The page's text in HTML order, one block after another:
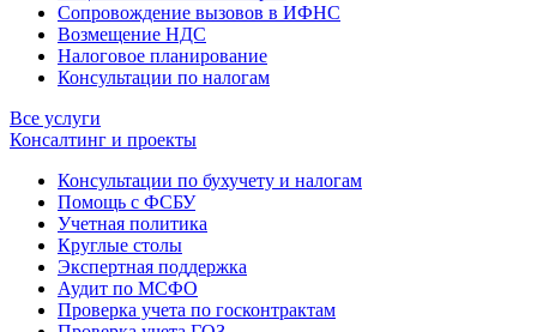
Сопровождение вызовов в ИФНС
Возмещение НДС
Налоговое планирование
Консультации по налогам
Все услуги
Консалтинг и проекты
Консультации по бухучету и налогам
Помощь с ФСБУ
Учетная политика
Круглые столы
Экспертная поддержка
Аудит по МСФО
Проверка учета по госконтрактам